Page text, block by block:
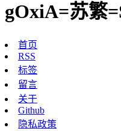
gOxiA=苏繁
首页
RSS
标签
留言
关于
Github
隐私政策